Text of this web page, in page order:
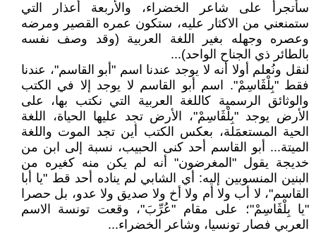
سأتجرأ على شاعر الخضراء، والأربعة أعذار التي
ستمنعني من الاكثار عليه، ستكون عمره القصير ومرضه
وعصره وجهله بغير اللغة العربية (وقد وصف نفسه
بالطائر ذي الجناح الواحد)...
لنقل ونُعلم أولا أنه لا يوجد عندنا اسم "أبو القاسم"، عندنا
فقط "بِلْڨَاسِمْ". اسم أبو القاسم لا يوجد إلا في الكتب
والوثائق الرسمية كاللغة العربية التي نكتب بها، على
الأرض يوجد "بِلْڨَاسِمْ"، الأرض تجد عليها الحياة، اللغة
الحية المستعمَلة، بعكس الكتب أين تجد الموت واللغة
الميتة... أبو القاسم أحد كنى الحبيب، نسبة إلى ابن من
خديجة يقول "المغرضون" أنه لم يكن منه كغيره من
البنين المنسوبين إليه: أي الشابي لم يناده أحد قط "يا أبا
القاسم"، لا أب ولا أم ولا أخ ولا صديق ولا عدو، بل حصرا
"يا بِلْڨَاسِمْ"؛ على مقام "عُرِّبَ"، وقعت تونسة الاسم
العربي فصار تونسيا، وشاعر الخضراء...